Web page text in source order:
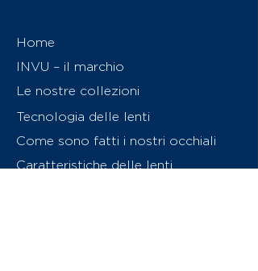
Home
INVU – il marchio
Le nostre collezioni
Tecnologia delle lenti
Come sono fatti i nostri occhiali
Caratteristiche delle lenti